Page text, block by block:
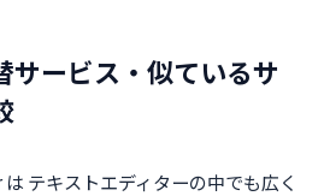
サービス・似ているサ
テキストエディターの中でも広く